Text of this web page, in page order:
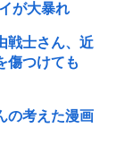
が大暴れ
戦士さん、近
傷つけても
の考えた漫画